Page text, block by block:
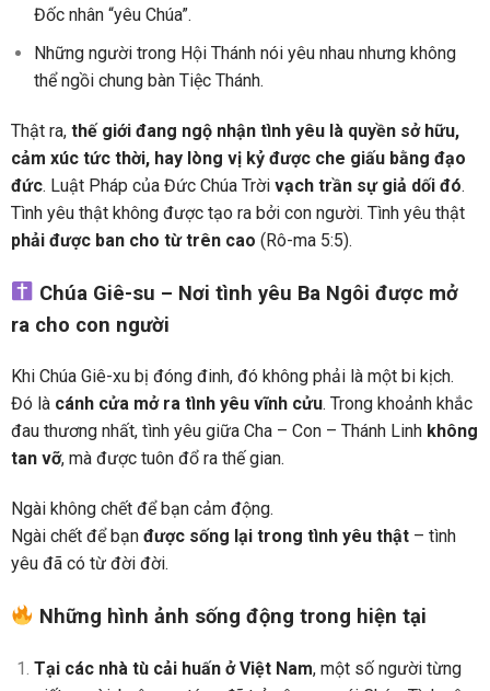
Đốc nhân “yêu Chúa”.
Những người trong Hội Thánh nói yêu nhau nhưng không
thể ngồi chung bàn Tiệc Thánh.
Thật ra, thế giới đang ngộ nhận tình yêu là quyền sở hữu,
cảm xúc tức thời, hay lòng vị kỷ được che giấu bằng đạo
đức. Luật Pháp của Đức Chúa Trời vạch trần sự giả dối đó.
Tình yêu thật không được tạo ra bởi con người. Tình yêu thật
phải được ban cho từ trên cao (Rô-ma 5:5).
Chúa Giê-su – Nơi tình yêu Ba Ngôi được mở
ra cho con người
Khi Chúa Giê-xu bị đóng đinh, đó không phải là một bi kịch.
Đó là cánh cửa mở ra tình yêu vĩnh cửu. Trong khoảnh khắc
đau thương nhất, tình yêu giữa Cha – Con – Thánh Linh không
tan vỡ, mà được tuôn đổ ra thế gian.
Ngài không chết để bạn cảm động.
Ngài chết để bạn được sống lại trong tình yêu thật – tình
yêu đã có từ đời đời.
Những hình ảnh sống động trong hiện tại
Tại các nhà tù cải huấn ở Việt Nam, một số người từng